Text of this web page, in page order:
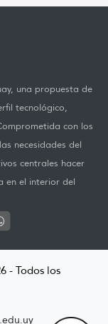
una propuesta de
tecnológico,
con los
necesidades del
centrales hacer
en el interior del
- Todos los